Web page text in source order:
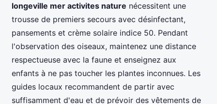
longeville mer activites nature nécessitent une
trousse de premiers secours avec désinfectant,
pansements et crème solaire indice 50. Pendant
l'observation des oiseaux, maintenez une distance
respectueuse avec la faune et enseignez aux
enfants à ne pas toucher les plantes inconnues. Les
guides locaux recommandent de partir avec
suffisamment d'eau et de prévoir des vêtements de